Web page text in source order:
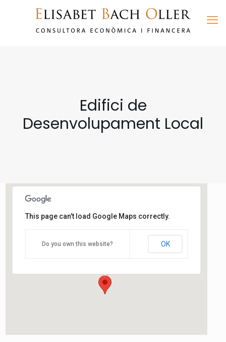
Edifici de
Desenvolupament Local
Edifici de Desenvolupament
Plaça del Treball 1 - Santa Perpètua de
This page can't load Google Maps correctly.
Do you own this website? OK